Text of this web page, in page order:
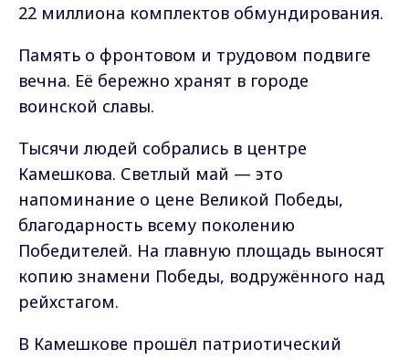
22 миллиона комплектов обмундирования.
Память о фронтовом и трудовом подвиге
вечна. Её бережно хранят в городе
воинской славы.
Тысячи людей собрались в центре
Камешкова. Светлый май — это
напоминание о цене Великой Победы,
благодарность всему поколению
Победителей. На главную площадь выносят
копию знамени Победы, водружённого над
рейхстагом.
В Камешкове прошёл патриотический